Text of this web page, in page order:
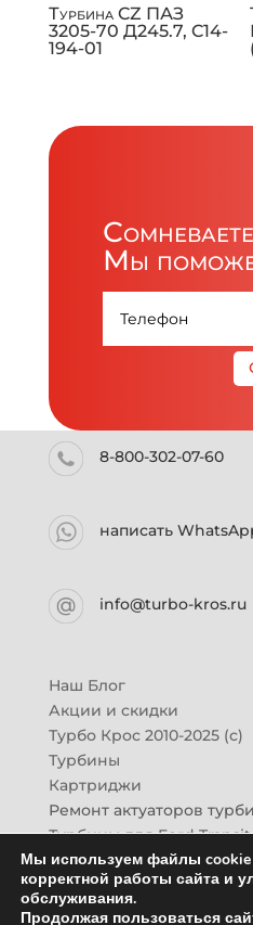
Турбина CZ ПАЗ
3205-70 Д245.7, C14-
194-01
Мы
8-800-302-07-60
написать
info@turbo-kros.ru
Наш Блог
Акции и скидки
Турбо Крос 2010-2025 (с)
Турбины
Картриджи
Ремонт актуаторов
Турбины для Ford Transit
Турбины для Mazda CX-7
Картридж для ГАЗон-
Турбины HINO (Хино)
Мы используем файлы cookie
корректной работы сайта и
обслуживания.
Продолжая пользоваться